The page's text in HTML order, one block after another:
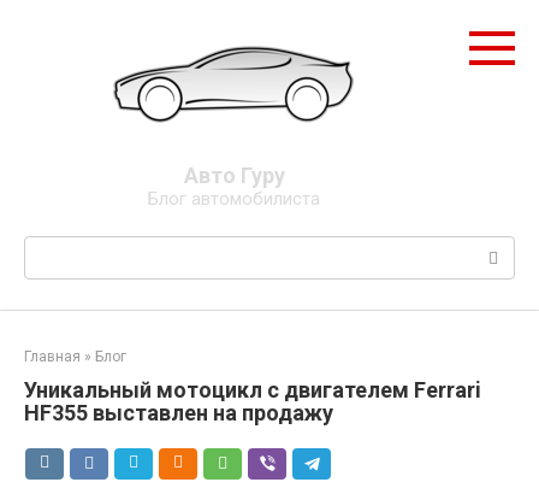
Авто Гуру
Блог автомобилиста
Поиск:
Главная » Блог
Уникальный мотоцикл с двигателем Ferrari
HF355 выставлен на продажу